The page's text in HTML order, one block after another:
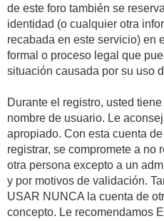
de este foro también se
identidad (o cualquier otra
recabada en este servicio) en
formal o proceso legal que
situación causada por su uso
Durante el registro, usted
nombre de usuario. Le
apropiado. Con esta cuenta
registrar, se compromete a no
otra persona excepto a un
y por motivos de validación.
USAR NUNCA la cuenta de
concepto. Le recomendamos